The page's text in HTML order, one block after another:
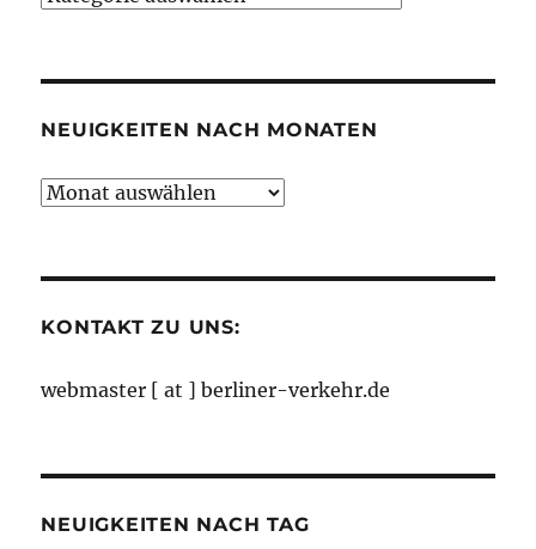
NEUIGKEITEN NACH MONATEN
Neuigkeiten
KONTAKT ZU UNS:
webmaster [ at ] berliner-verkehr.de
NEUIGKEITEN NACH TAG